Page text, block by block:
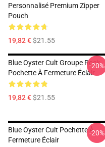
Personnalisé Premium Zipper
Pouch
19,82 €$21.55
Blue Oyster Cult Groupe Rock
Pochette À Fermeture Éclair
19,82 €$21.55
-20%
Blue Oyster Cult Pochette À
Fermeture Éclair
-20%